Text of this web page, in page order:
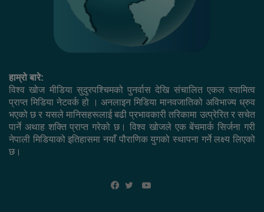
हाम्रो बारे:
विश्व खोज मीडिया सुदुरपश्चिमको पुनर्वास देखि संचालित एकल स्वामित्व
प्राप्त मिडिया नेटवर्क हो । अनलाइन मिडिया मानवजातिको अविभाज्य ध्रुव
भएको छ र यसले मानिसहरूलाई बढी प्रभावकारी तरिकामा उत्प्रेरित र सचेत
पार्ने अथाह शक्ति प्राप्त गरेको छ। विश्व खोजले एक बेंचमार्क सिर्जना गरी
नेपाली मिडियाको इतिहासमा नयाँ पौराणिक युगको स्थापना गर्ने लक्ष्य लिएको
छ।
YouTube